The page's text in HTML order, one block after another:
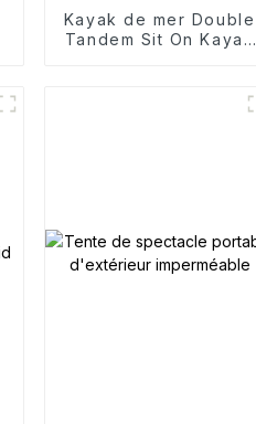
Kayak de mer Double
Tandem Sit On Kayak